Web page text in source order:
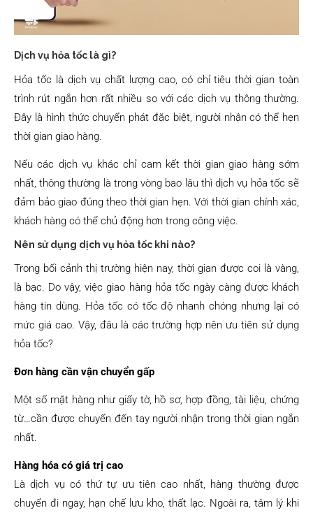
Dịch vụ hỏa tốc là gì?
Hỏa tốc là dịch vụ chất lượng cao, có chỉ tiêu thời gian toàn
trình rút ngắn hơn rất nhiều so với các dịch vụ thông thường.
Đây là hình thức chuyển phát đặc biệt, người nhận có thể hẹn
thời gian giao hàng.
Nếu các dịch vụ khác chỉ cam kết thời gian giao hàng sớm
nhất, thông thường là trong vòng bao lâu thì dịch vụ hỏa tốc sẽ
đảm bảo giao đúng theo thời gian hẹn. Với thời gian chính xác,
khách hàng có thể chủ động hơn trong công việc.
Nên sử dụng dịch vụ hỏa tốc khi nào?
Trong bối cảnh thị trường hiện nay, thời gian được coi là vàng,
là bạc. Do vậy, việc giao hàng hỏa tốc ngày càng được khách
hàng tin dùng. Hỏa tốc có tốc độ nhanh chóng nhưng lại có
mức giá cao. Vậy, đâu là các trường hợp nên ưu tiên sử dụng
hỏa tốc?
Đơn hàng cần vận chuyển gấp
Một số mặt hàng như giấy tờ, hồ sơ, hợp đồng, tài liệu, chứng
từ…cần được chuyển đến tay người nhận trong thời gian ngắn
nhất.
Hàng hóa có giá trị cao
Là dịch vụ có thứ tự ưu tiên cao nhất, hàng thường được
chuyển đi ngay, hạn chế lưu kho, thất lạc. Ngoài ra, tâm lý khi